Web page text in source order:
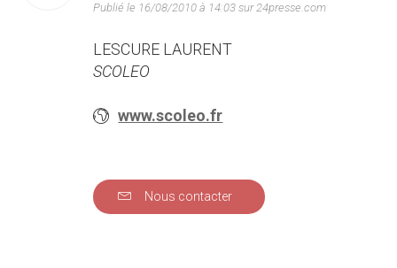
Publié le 16/08/2010 à 14:03 sur 24presse.com
LESCURE LAURENT
SCOLEO
www.scoleo.fr
Nous contacter